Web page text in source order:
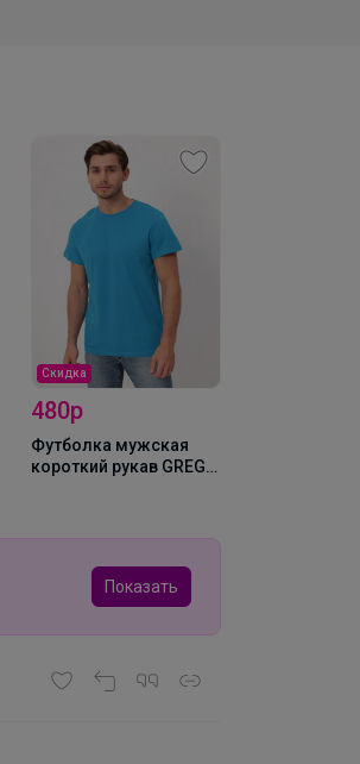
Скидка
480р
Футболка мужская
короткий рукав GREG
Показать